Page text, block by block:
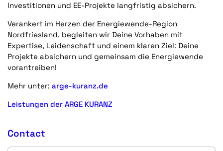
Investitionen und EE-Projekte langfristig absichern.
Verankert im Herzen der Energiewende-Region
Nordfriesland, begleiten wir Deine Vorhaben mit
Expertise, Leidenschaft und einem klaren Ziel: Deine
Projekte absichern und gemeinsam die Energiewende
vorantreiben!
Mehr unter: arge-kuranz.de
Leistungen der ARGE KURANZ
Contact